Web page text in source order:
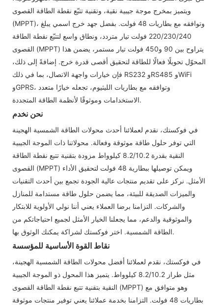
ويتميز بمخرج موجة جيبية نقية، وتقنية تتبّع نقطة الطاقة القصوى
(MPPT)، وتوافقه مع بطاريات 48 فولت. بفضل جهد خرج اسمي يبلغ
220/230/240 فولت تيار متردد، ونطاق واسع لتتبّع نقطة الطاقة
القصوى (MPPT) يتراوح بين 90 و450 فولت تيار مستمر، يضمن هذا
المحوّل تحويلًا فعالًا للطاقة لتحقيق أقصى قدرة خرج. إضافةً إلى ذلك،
فإن خيارات واجهة الاتصال، بما في ذلك RS232 وRS485 وWiFi
وGPRS، وتوافقه مع بطاريات الليثيوم، تجعله خيارًا متعدد
الاستخدامات وموثوقًا لأنظمة الطاقة المتجددة.
نحن نخدم
في فوكستك، نقدم لعملائنا أحدث محولات الطاقة الشمسية الهجينة
التي توفر حلول طاقة موثوقة وفعالة. محولاتنا ذات الموجة الجيبية
النقية بقدرة 8.2/10.2 كيلوواط مزودة بتقنية تتبع نقطة الطاقة
القصوى (MPPT) ويمكن توصيلها ببطارية 48 فولت لتحقيق الأداء
الأمثل. نركز على تقديم منتجات عالية الجودة تجمع بين أحدث التقنيات
والميزات الصديقة للبيئة، مما يضمن حلول طاقة مستدامة للمنازل
والشركات. التزامنا برضا العملاء يعني أننا نولي الأولوية للابتكار
والموثوقية والدعم، مما يجعلنا الخيار الأمثل لجميع احتياجاتكم من
الطاقة الشمسية. اختر فوكستك لشراكة يمكنك الوثوق بها.
نقاط القوة الأساسية للمؤسسة
في فوكستك، نقدم لعملائنا أفضل محولات الطاقة الشمسية الهجينة،
مثل طراز 8.2/10.2 كيلوواط. يتميز هذا المحول ذو الموجة الجيبية
النقية بتقنية تتبع نقطة الطاقة القصوى (MPPT) وهو متوافق مع
بطاريات 48 فولت. التزامنا بخدمة عملائنا يعني توفير منتجات موثوقة